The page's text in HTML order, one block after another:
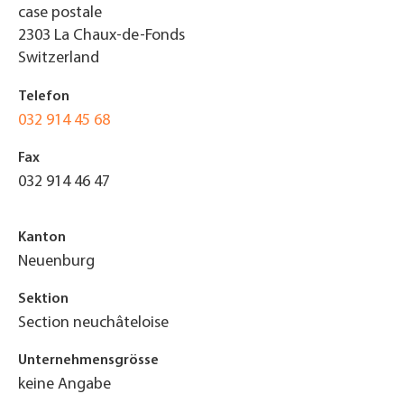
case postale
2303 La Chaux-de-Fonds
Switzerland
Telefon
032 914 45 68
Fax
032 914 46 47
Kanton
Neuenburg
Sektion
Section neuchâteloise
Unternehmensgrösse
keine Angabe